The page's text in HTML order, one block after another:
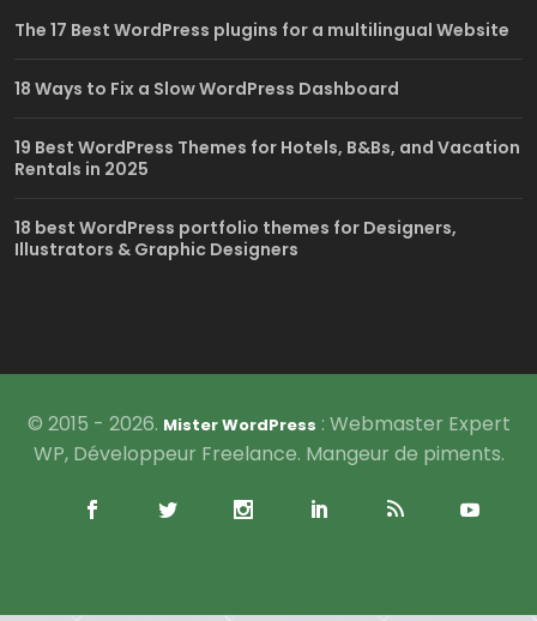
The 17 Best WordPress plugins for a multilingual Website
18 Ways to Fix a Slow WordPress Dashboard
19 Best WordPress Themes for Hotels, B&Bs, and Vacation
Rentals in 2025
18 best WordPress portfolio themes for Designers,
Illustrators & Graphic Designers
© 2015 - 2026. Mister WordPress : Webmaster Expert
WP, Développeur Freelance. Mangeur de piments.